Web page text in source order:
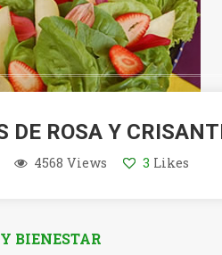
DE ROSA Y
4568 Views 3 Likes
BIENESTAR